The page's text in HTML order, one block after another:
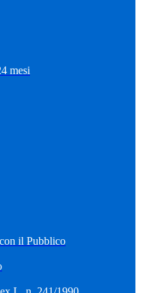
mesi
il Pubblico